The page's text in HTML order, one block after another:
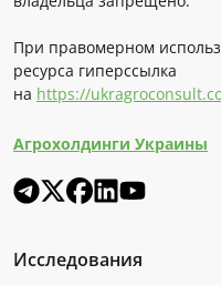
При правомерном
ресурса гиперссылка
на https://
Агрохолдинги Украины
Исследования